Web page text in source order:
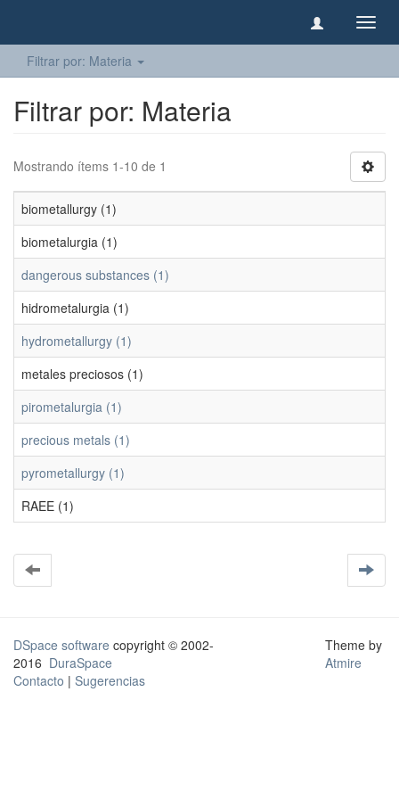
Filtrar por: Materia
Filtrar por: Materia
Mostrando ítems 1-10 de 1
biometallurgy (1)
biometalurgia (1)
dangerous substances (1)
hidrometalurgia (1)
hydrometallurgy (1)
metales preciosos (1)
pirometalurgia (1)
precious metals (1)
pyrometallurgy (1)
RAEE (1)
DSpace software copyright © 2002-
2016 DuraSpace
Contacto | Sugerencias
Theme by
Atmire